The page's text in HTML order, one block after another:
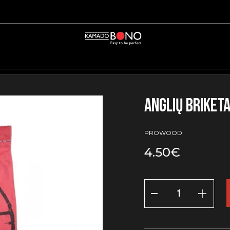
Anglių
PROWOOD
4.50€
produkto
kiekis:
Anglių
briketai,